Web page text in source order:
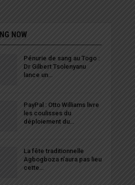
NOW
Pénurie de sang au Togo :
Dr Gilbert Tsolenyanu
lance un…
PayPal : Otto Williams livre
les coulisses du
déploiement du…
La fête traditionnelle
Agbogboza n’aura pas lieu
cette…